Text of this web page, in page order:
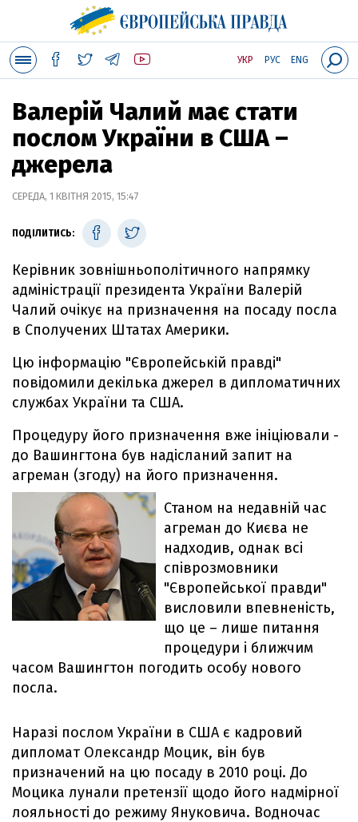
УКР РУС ENG
Валерій Чалий має стати
послом України в США –
джерела
СЕРЕДА, 1 КВІТНЯ 2015, 15:47
ПОДІЛИТИСЬ:
Керівник зовнішньополітичного напрямку
адміністрації президента України Валерій
Чалий очікує на призначення на посаду посла
в Сполучених Штатах Америки.
Цю інформацію "Європейській правді"
повідомили декілька джерел в дипломатичних
службах України та США.
Процедуру його призначення вже ініціювали -
до Вашингтона був надісланий запит на
агреман (згоду) на його призначення.
Станом на недавній час
агреман до Києва не
надходив, однак всі
співрозмовники
"Європейської правди"
висловили впевненість,
що це – лише питання
процедури і ближчим
часом Вашингтон погодить особу нового
посла.
Наразі послом України в США є кадровий
дипломат Олександр Моцик, він був
призначений на цю посаду в 2010 році. До
Моцика лунали претензії щодо його надмірної
лояльності до режиму Януковича. Водночас